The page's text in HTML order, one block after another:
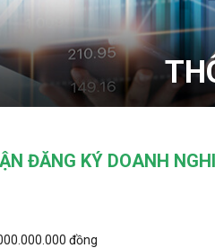
ĐĂNG KÝ DOANH
đồng